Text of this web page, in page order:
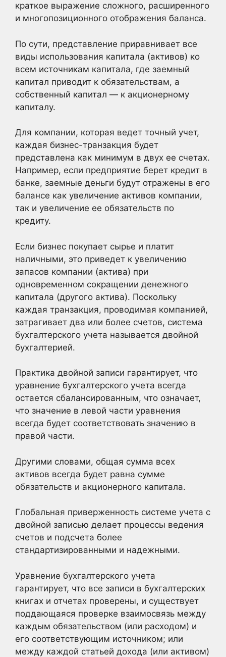
краткое выражение сложного, расширенного
и многопозиционного отображения баланса.
По сути, представление приравнивает все
виды использования капитала (активов) ко
всем источникам капитала, где заемный
капитал приводит к обязательствам, а
собственный капитал — к акционерному
капиталу.
Для компании, которая ведет точный учет,
каждая бизнес-транзакция будет
представлена как минимум в двух ее счетах.
Например, если предприятие берет кредит в
банке, заемные деньги будут отражены в его
балансе как увеличение активов компании,
так и увеличение ее обязательств по
кредиту.
Если бизнес покупает сырье и платит
наличными, это приведет к увеличению
запасов компании (актива) при
одновременном сокращении денежного
капитала (другого актива). Поскольку
каждая транзакция, проводимая компанией,
затрагивает два или более счетов, система
бухгалтерского учета называется двойной
бухгалтерией.
Практика двойной записи гарантирует, что
уравнение бухгалтерского учета всегда
остается сбалансированным, что означает,
что значение в левой части уравнения
всегда будет соответствовать значению в
правой части.
Другими словами, общая сумма всех
активов всегда будет равна сумме
обязательств и акционерного капитала.
Глобальная приверженность системе учета с
двойной записью делает процессы ведения
счетов и подсчета более
стандартизированными и надежными.
Уравнение бухгалтерского учета
гарантирует, что все записи в бухгалтерских
книгах и отчетах проверены, и существует
поддающаяся проверке взаимосвязь между
каждым обязательством (или расходом) и
его соответствующим источником; или
между каждой статьей дохода (или активом)